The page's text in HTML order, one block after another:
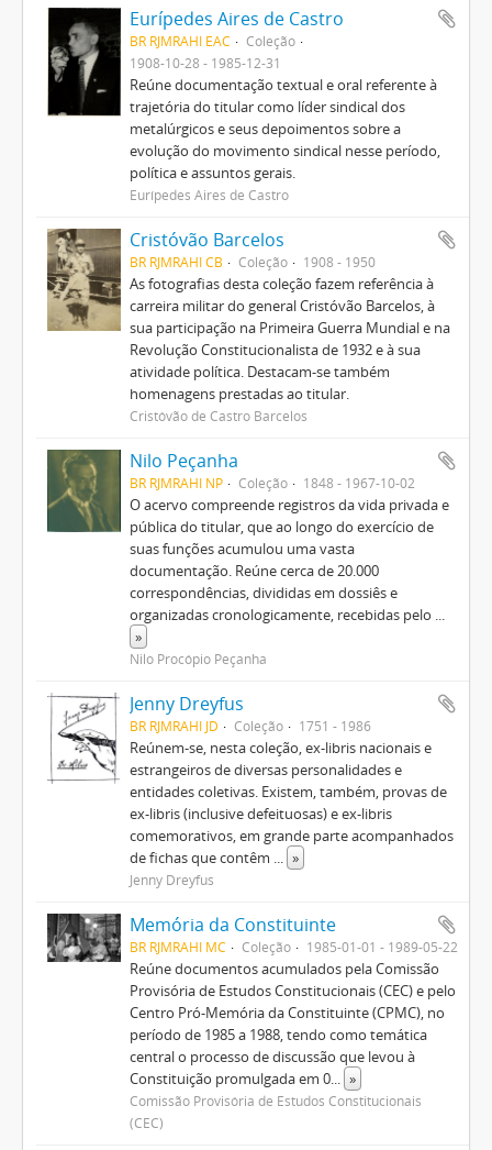
Eurípedes Aires de Castro
BR RJMRAHI EAC
Coleção
1908-10-28 - 1985-12-31
Reúne documentação textual e oral referente à
trajetória do titular como líder sindical dos
metalúrgicos e seus depoimentos sobre a
evolução do movimento sindical nesse período,
política e assuntos gerais.
Eurípedes Aires de Castro
Cristóvão Barcelos
BR RJMRAHI CB Coleção 1908 - 1950
As fotografias desta coleção fazem referência à
carreira militar do general Cristóvão Barcelos, à
sua participação na Primeira Guerra Mundial e na
Revolução Constitucionalista de 1932 e à sua
atividade política. Destacam-se também
homenagens prestadas ao titular.
Cristóvão de Castro Barcelos
Nilo Peçanha
BR RJMRAHI NP Coleção 1848 - 1967-10-02
O acervo compreende registros da vida privada e
pública do titular, que ao longo do exercício de
suas funções acumulou uma vasta
documentação. Reúne cerca de 20.000
correspondências, divididas em dossiês e
organizadas cronologicamente, recebidas pelo ...
»
Nilo Procópio Peçanha
Jenny Dreyfus
BR RJMRAHI JD Coleção 1751 - 1986
Reúnem-se, nesta coleção, ex-libris nacionais e
estrangeiros de diversas personalidades e
entidades coletivas. Existem, também, provas de
ex-libris (inclusive defeituosas) e ex-libris
comemorativos, em grande parte acompanhados
de fichas que contêm ... »
Jenny Dreyfus
Memória da Constituinte
BR RJMRAHI MC Coleção 1985-01-01 - 1989-05-22
Reúne documentos acumulados pela Comissão
Provisória de Estudos Constitucionais (CEC) e pelo
Centro Pró-Memória da Constituinte (CPMC), no
período de 1985 a 1988, tendo como temática
central o processo de discussão que levou à
Constituição promulgada em 0... »
Comissão Provisória de Estudos Constitucionais
(CEC)